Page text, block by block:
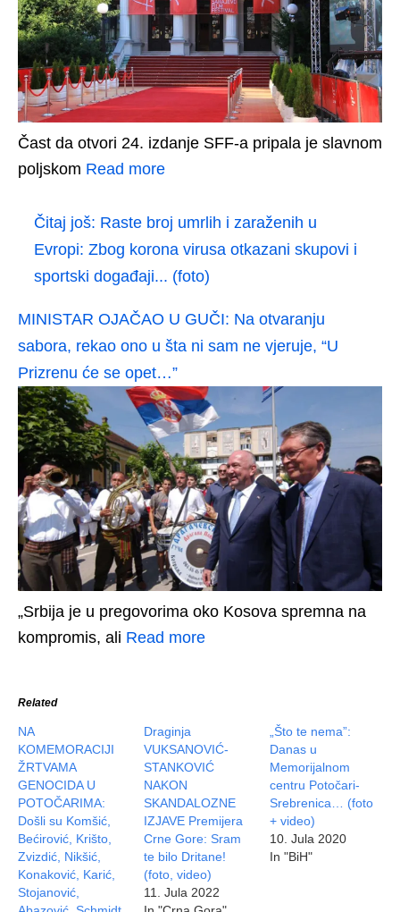
Čast da otvori 24. izdanje SFF-a pripala je slavnom
poljskom Read more
Čitaj još: Raste broj umrlih i zaraženih u
Evropi: Zbog korona virusa otkazani skupovi i
sportski događaji... (foto)
MINISTAR OJAČAO U GUČI: Na otvaranju
sabora, rekao ono u šta ni sam ne vjeruje, “U
Prizrenu će se opet…”
„Srbija je u pregovorima oko Kosova spremna na
kompromis, ali Read more
Related
NA
KOMEMORACIJI
ŽRTVAMA
GENOCIDA U
POTOČARIMA:
Došli su Komšić,
Bećirović, Krišto,
Zvizdić, Nikšić,
Konaković, Karić,
Stojanović,
Draginja
VUKSANOVIĆ-
STANKOVIĆ
NAKON
SKANDALOZNE
IZJAVE Premijera
Crne Gore: Sram
te bilo Dritane!
(foto, video)
11. Jula 2022
„Što te nema”:
Danas u
Memorijalnom
centru Potočari-
Srebrenica… (foto
+ video)
10. Jula 2020
In "BiH"